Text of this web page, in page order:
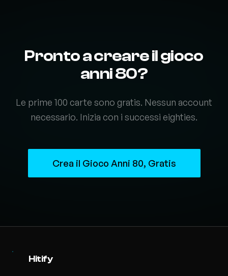
Pronto a creare il gioco
anni 80?
Le prime 100 carte sono gratis. Nessun account
necessario. Inizia con i successi eighties.
Crea il Gioco Anni 80, Gratis
Hitify